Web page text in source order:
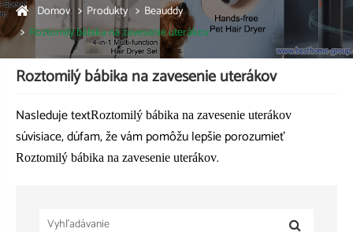
Domov Produkty
Beauddy
Roztomilý bábika na zavesenie uterákov
Roztomilý bábika na zavesenie uterákov
Nasleduje textRoztomilý bábika na zavesenie uterákov
súvisiace, dúfam, že vám pomôžu lepšie porozumieť
Roztomilý bábika na zavesenie uterákov.